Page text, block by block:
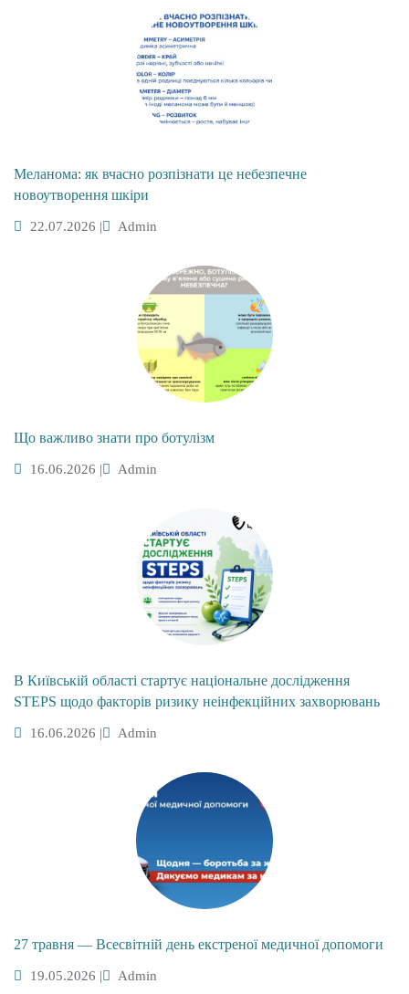
Меланома: як вчасно розпізнати це небезпечне
новоутворення шкіри
22.07.2026 | Admin
Що важливо знати про ботулізм
16.06.2026 | Admin
В Київській області стартує національне дослідження
STEPS щодо факторів ризику неінфекційних захворювань
16.06.2026 | Admin
27 травня — Всесвітній день екстреної медичної допомоги
19.05.2026 | Admin